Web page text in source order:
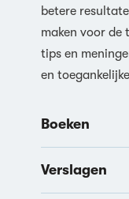
betere
maken voor de
tips en
en
Boeken
Verslagen